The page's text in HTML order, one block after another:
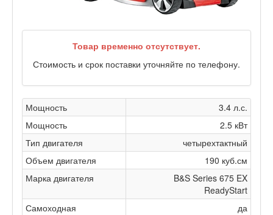
Товар временно отсутствует.
Стоимость и срок поставки уточняйте по телефону.
Мощность
3.4 л.с.
Мощность
2.5 кВт
Тип двигателя
четырехтактный
Объем двигателя
190 куб.см
Марка двигателя
B&S Series 675 EX
ReadyStart
Самоходная
да